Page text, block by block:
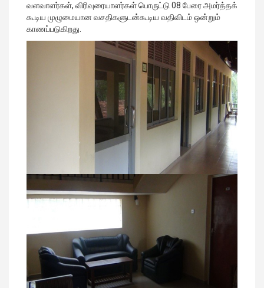
வளவாளர்கள், விரிவுரையாளர்கள் பொருட்டு 08 பேரை அமர்த்தக்
கூடிய முழுமையான வசதிகளுடன்கூடிய வதிவிடம் ஒன்றும்
காணப்படுகிறது.